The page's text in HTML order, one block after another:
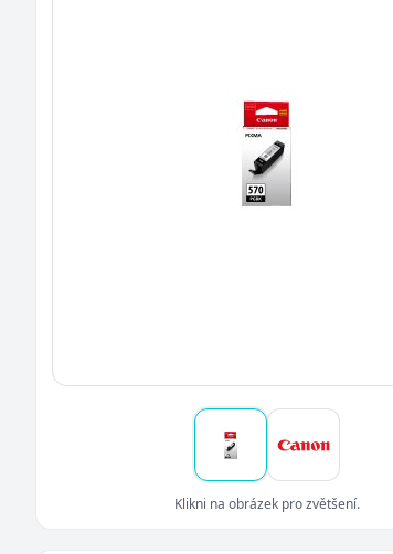
Klikni na obrázek pro zvětšení.